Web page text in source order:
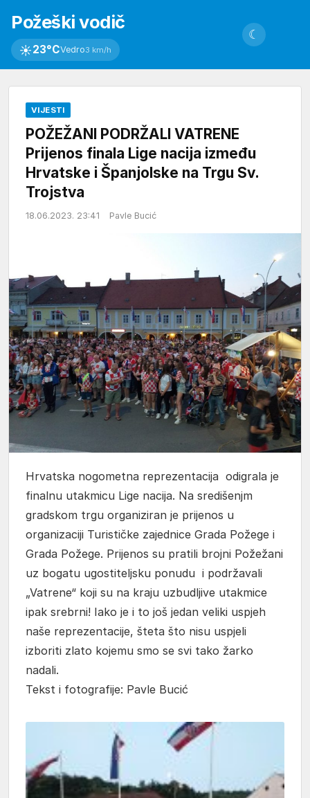
Požeški vodič
☀23°CVedro3 km/h
☾
VIJESTI
POŽEŽANI PODRŽALI VATRENE
Prijenos finala Lige nacija između
Hrvatske i Španjolske na Trgu Sv.
Trojstva
18.06.2023. 23:41 Pavle Bucić
Hrvatska nogometna reprezentacija odigrala je
finalnu utakmicu Lige nacija. Na središenjm
gradskom trgu organiziran je prijenos u
organizaciji Turističke zajednice Grada Požege i
Grada Požege. Prijenos su pratili brojni Požežani
uz bogatu ugostiteljsku ponudu i podržavali
„Vatrene“ koji su na kraju uzbudljive utakmice
ipak srebrni! Iako je i to još jedan veliki uspjeh
naše reprezentacije, šteta što nisu uspjeli
izboriti zlato kojemu smo se svi tako žarko
nadali.
Tekst i fotografije: Pavle Bucić